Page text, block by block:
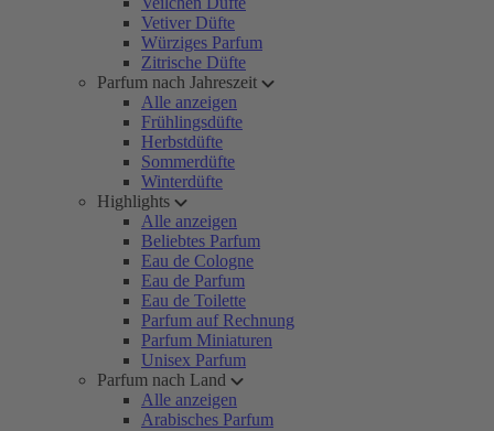
Vetiver Düfte
Würziges Parfum
Zitrische Düfte
Parfum nach Jahreszeit
Alle anzeigen
Frühlingsdüfte
Herbstdüfte
Sommerdüfte
Winterdüfte
Highlights
Alle anzeigen
Beliebtes Parfum
Eau de Cologne
Eau de Parfum
Eau de Toilette
Parfum auf Rechnung
Parfum Miniaturen
Unisex Parfum
Parfum nach Land
Alle anzeigen
Arabisches Parfum